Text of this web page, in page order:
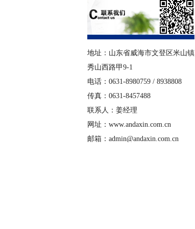
地址：山东省威海市文登区米山镇
秀山西路甲9-1
电话：0631-8980759 / 8938808
传真：0631-8457488
联系人：姜经理
网址：www.andaxin.com.cn
邮箱：admin@andaxin.com.cn